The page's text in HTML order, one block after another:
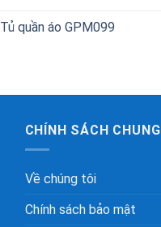
Tủ quần áo GPM099
CHÍNH SÁCH CHUNG
Về chúng tôi
Chính sách bảo mật